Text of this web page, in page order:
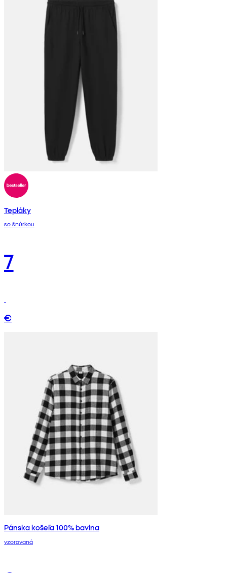
Tepláky
so šnúrkou
7
€
Pánska košeľa 100% bavlna
vzorovaná